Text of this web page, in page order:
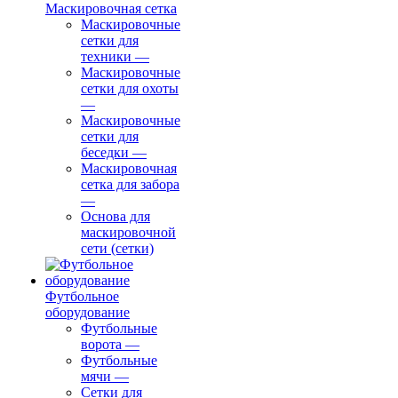
Маскировочная сетка
Маскировочные
сетки для
техники —
Маскировочные
сетки для охоты
—
Маскировочные
сетки для
беседки —
Маскировочная
сетка для забора
—
Основа для
маскировочной
сети (сетки)
Футбольное
оборудование
Футбольные
ворота —
Футбольные
мячи —
Сетки для